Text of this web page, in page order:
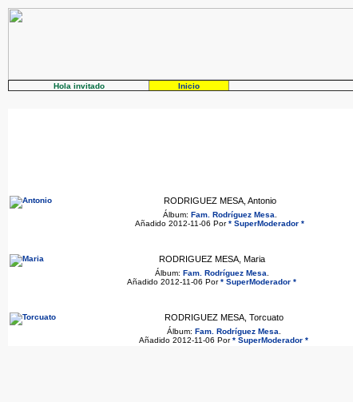
Hola invitado Inicio
RODRIGUEZ MESA, Antonio
Álbum: Fam. Rodríguez Mesa
Añadido 2012-11-06 Por* SuperModerador *
RODRIGUEZ MESA, Maria
Álbum: Fam. Rodríguez Mesa
Añadido 2012-11-06 Por* SuperModerador *
RODRIGUEZ MESA, Torcuato
Álbum: Fam. Rodríguez Mesa
Añadido 2012-11-06 Por* SuperModerador *